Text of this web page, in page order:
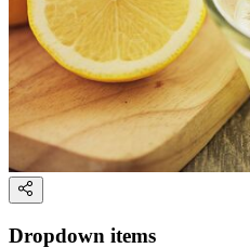
Dropdown items